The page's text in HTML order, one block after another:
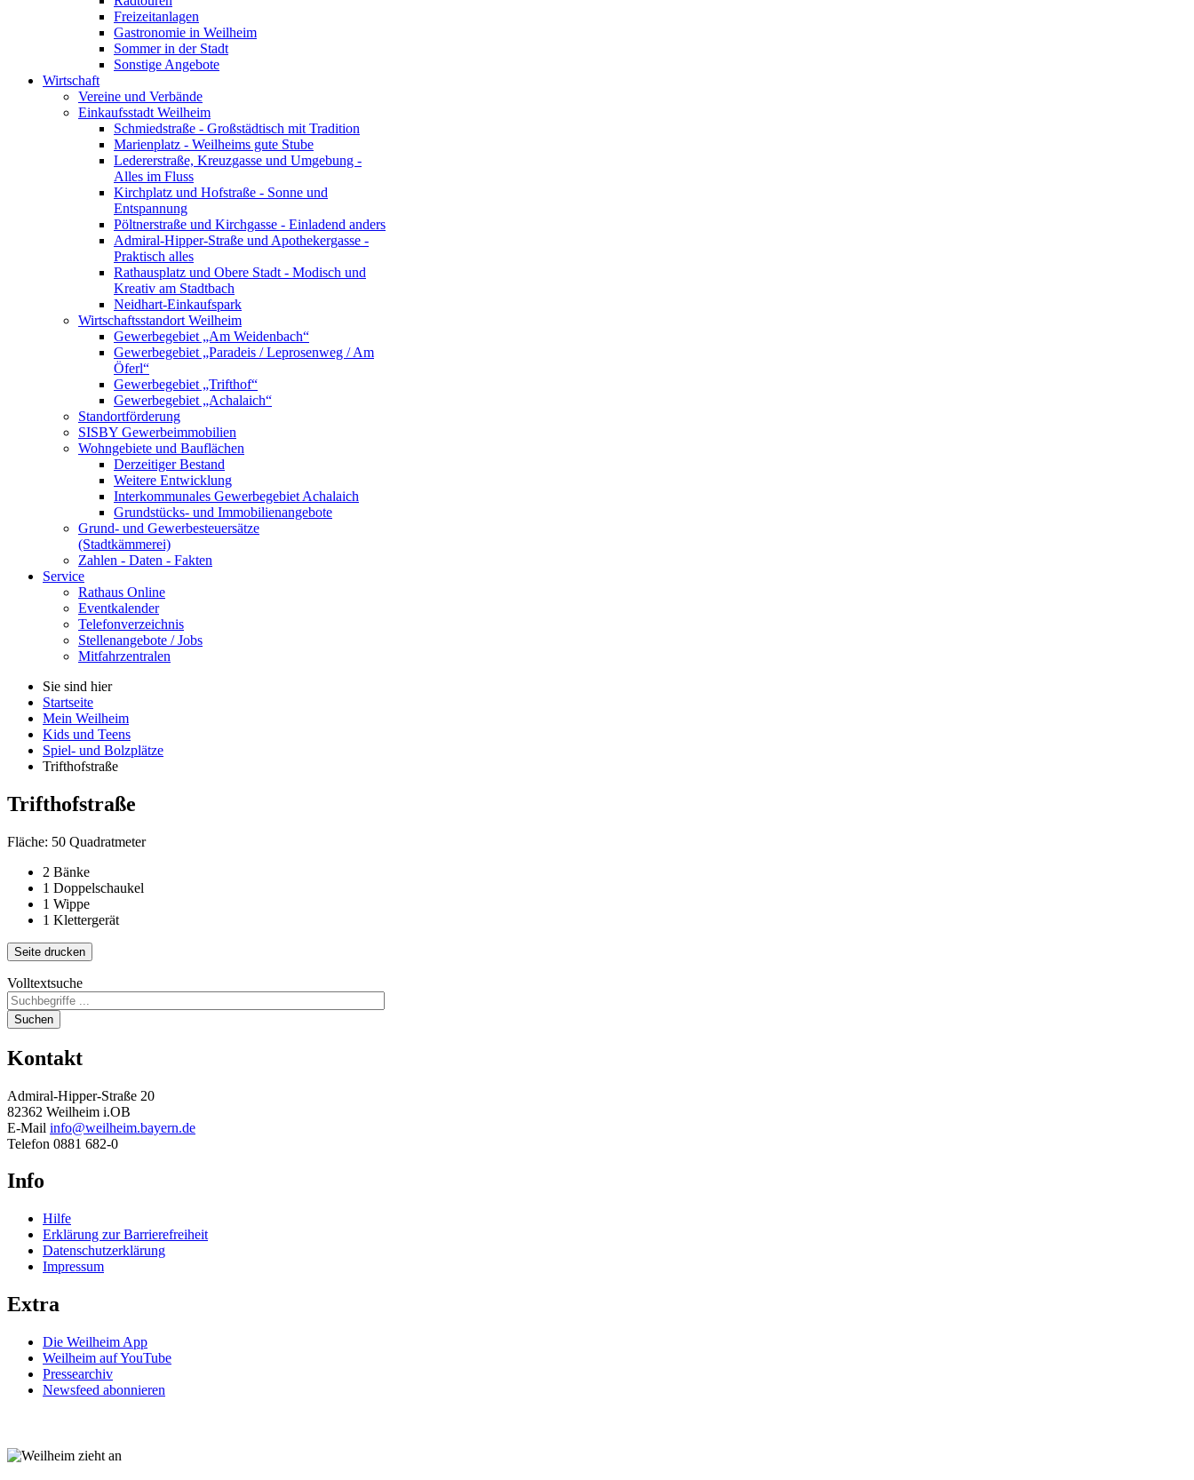
Freizeitanlagen
Gastronomie in Weilheim
Sommer in der Stadt
Sonstige Angebote
Wirtschaft
Vereine und Verbände
Einkaufsstadt Weilheim
Schmiedstraße - Großstädtisch mit Tradition
Marienplatz - Weilheims gute Stube
Ledererstraße, Kreuzgasse und Umgebung -
Alles im Fluss
Kirchplatz und Hofstraße - Sonne und
Entspannung
Pöltnerstraße und Kirchgasse - Einladend anders
Admiral-Hipper-Straße und Apothekergasse -
Praktisch alles
Rathausplatz und Obere Stadt - Modisch und
Kreativ am Stadtbach
Neidhart-Einkaufspark
Wirtschaftsstandort Weilheim
Gewerbegebiet „Am Weidenbach“
Gewerbegebiet „Paradeis / Leprosenweg / Am
Öferl“
Gewerbegebiet „Trifthof“
Gewerbegebiet „Achalaich“
Standortförderung
SISBY Gewerbeimmobilien
Wohngebiete und Bauflächen
Derzeitiger Bestand
Weitere Entwicklung
Interkommunales Gewerbegebiet Achalaich
Grundstücks- und Immobilienangebote
Grund- und Gewerbesteuersätze
(Stadtkämmerei)
Zahlen - Daten - Fakten
Service
Rathaus Online
Eventkalender
Telefonverzeichnis
Stellenangebote / Jobs
Mitfahrzentralen
Sie sind hier
Startseite
Mein Weilheim
Kids und Teens
Spiel- und Bolzplätze
Trifthofstraße
Trifthofstraße
Fläche: 50 Quadratmeter
2 Bänke
1 Doppelschaukel
1 Wippe
1 Klettergerät
Seite drucken
Volltextsuche
Suchen
Kontakt
Admiral-Hipper-Straße 20
82362 Weilheim i.OB
E-Mail info@weilheim.bayern.de
Telefon 0881 682-0
Info
Hilfe
Erklärung zur Barrierefreiheit
Datenschutzerklärung
Impressum
Extra
Die Weilheim App
Weilheim auf YouTube
Pressearchiv
Newsfeed abonnieren